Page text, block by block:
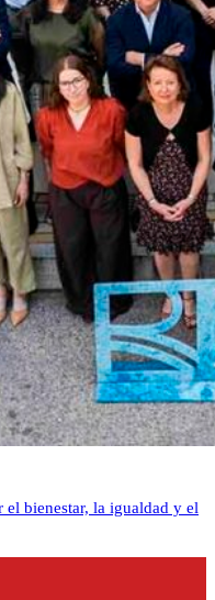
el bienestar, la igualdad y el